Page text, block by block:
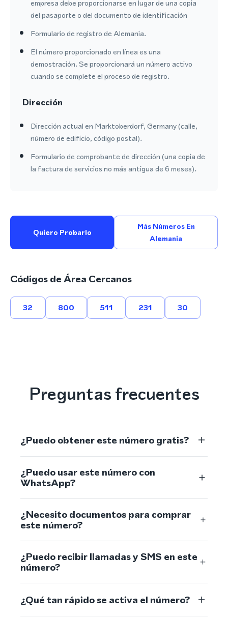
empresa debe proporcionarse en lugar de una copia
del pasaporte o del documento de identificación
Formulario de registro de Alemania.
El número proporcionado en línea es una
demostración. Se proporcionará un número activo
cuando se complete el proceso de registro.
Dirección
Dirección actual en Marktoberdorf, Germany (calle,
número de edificio, código postal).
Formulario de comprobante de dirección (una copia de
la factura de servicios no más antigua de 6 meses).
Quiero Probarlo
Más Números En
Alemania
Códigos de Área Cercanos
32 800 511 231 30
Preguntas frecuentes
¿Puedo obtener este número gratis?
¿Puedo usar este número con
WhatsApp?
¿Necesito documentos para comprar
este número?
¿Puedo recibir llamadas y SMS en este
número?
¿Qué tan rápido se activa el número?